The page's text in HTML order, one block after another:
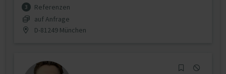
3
Referenzen
auf Anfrage
D-81249 München